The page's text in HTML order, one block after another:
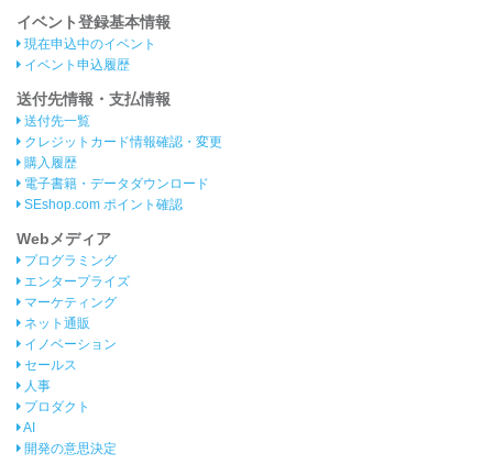
イベント登録基本情報
現在申込中のイベント
イベント申込履歴
送付先情報・支払情報
送付先一覧
クレジットカード情報確認・変更
購入履歴
電子書籍・データダウンロード
SEshop.com ポイント確認
Webメディア
プログラミング
エンタープライズ
マーケティング
ネット通販
イノベーション
セールス
人事
プロダクト
AI
開発の意思決定